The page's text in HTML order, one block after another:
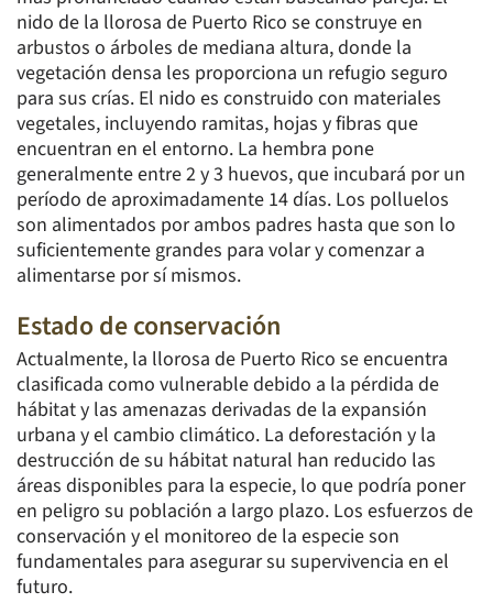
nido de la llorosa de Puerto Rico se construye en
arbustos o árboles de mediana altura, donde la
vegetación densa les proporciona un refugio seguro
para sus crías. El nido es construido con materiales
vegetales, incluyendo ramitas, hojas y fibras que
encuentran en el entorno. La hembra pone
generalmente entre 2 y 3 huevos, que incubará por un
período de aproximadamente 14 días. Los polluelos
son alimentados por ambos padres hasta que son lo
suficientemente grandes para volar y comenzar a
alimentarse por sí mismos.
Estado de conservación
Actualmente, la llorosa de Puerto Rico se encuentra
clasificada como vulnerable debido a la pérdida de
hábitat y las amenazas derivadas de la expansión
urbana y el cambio climático. La deforestación y la
destrucción de su hábitat natural han reducido las
áreas disponibles para la especie, lo que podría poner
en peligro su población a largo plazo. Los esfuerzos de
conservación y el monitoreo de la especie son
fundamentales para asegurar su supervivencia en el
futuro.